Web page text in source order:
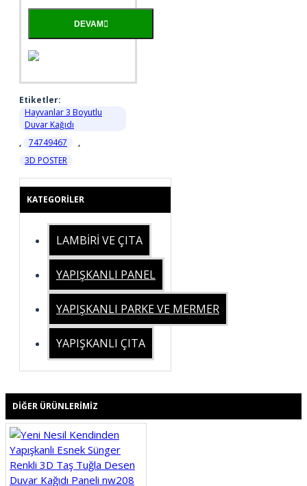
DEVAM
Etiketler:
Hayvanlar 3 Boyutlu
Duvar Kağıdı
,
74749467
,
3D POSTER
KATEGORILER
LAMBİRİ VE ÇITA
YAPIŞKANLI PANEL
YAPIŞKANLI PARKE VE MERMER
YAPIŞKANLI ÇITA
DIĞER ÜRÜNLERIMIZ